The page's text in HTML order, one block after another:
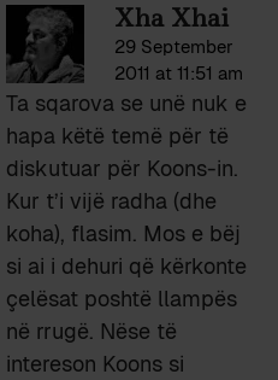
Xha Xhai
29 September
2011 at 11:51 am
Ta sqarova se unë nuk e
hapa këtë temë për të
diskutuar për Koons-in.
Kur t’i vijë radha (dhe
koha), flasim. Mos e bëj
si ai i dehuri që kërkonte
çelësat poshtë llampës
në rrugë. Nëse të
intereson Koons si